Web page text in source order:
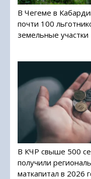
В Чегеме в
почти 100
земельные участки
В КЧР свыше 500
получили
маткапитал в 2026